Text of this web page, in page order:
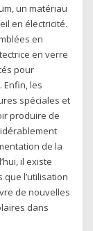
un matériau
en électricité.
en
en verre
pour
Enfin, les
spéciales et
produire de
de la
il existe
l’utilisation
de nouvelles
dans